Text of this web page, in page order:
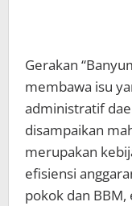
Gerakan
membawa isu
administratif
disampaikan
merupakan
efisiensi
pokok dan